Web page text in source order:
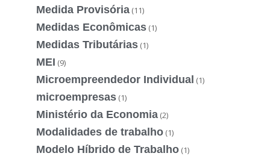
Medida Provisória (11)
Medidas Econômicas (1)
Medidas Tributárias (1)
MEI (9)
Microempreendedor Individual (1)
microempresas (1)
Ministério da Economia (2)
Modalidades de trabalho (1)
Modelo Híbrido de Trabalho (1)